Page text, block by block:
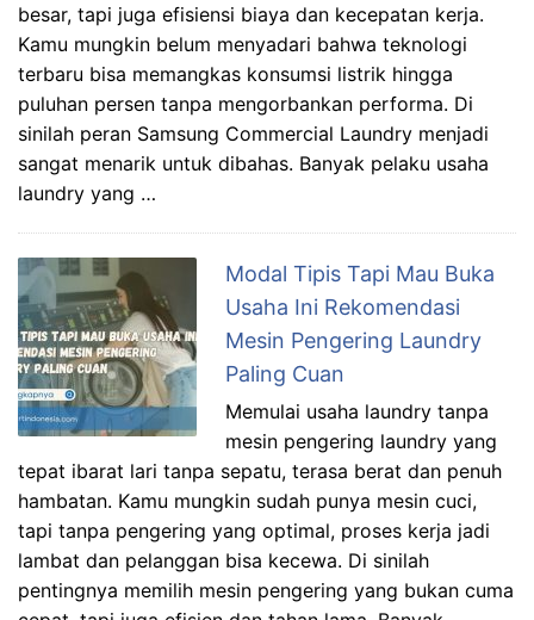
besar, tapi juga efisiensi biaya dan kecepatan kerja.
Kamu mungkin belum menyadari bahwa teknologi
terbaru bisa memangkas konsumsi listrik hingga
puluhan persen tanpa mengorbankan performa. Di
sinilah peran Samsung Commercial Laundry menjadi
sangat menarik untuk dibahas. Banyak pelaku usaha
laundry yang …
Modal Tipis Tapi Mau Buka
Usaha Ini Rekomendasi
Mesin Pengering Laundry
Paling Cuan
Memulai usaha laundry tanpa
mesin pengering laundry yang
tepat ibarat lari tanpa sepatu, terasa berat dan penuh
hambatan. Kamu mungkin sudah punya mesin cuci,
tapi tanpa pengering yang optimal, proses kerja jadi
lambat dan pelanggan bisa kecewa. Di sinilah
pentingnya memilih mesin pengering yang bukan cuma